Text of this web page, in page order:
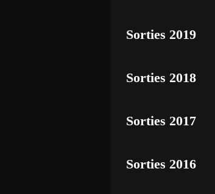
Sorties 2019
Sorties 2018
Sorties 2017
Sorties 2016